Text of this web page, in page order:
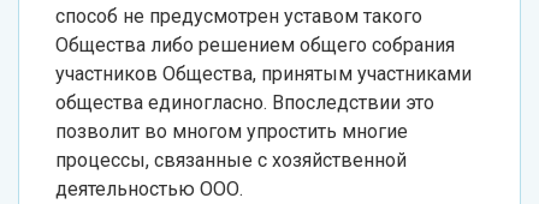
способ не предусмотрен уставом такого
Общества либо решением общего собрания
участников Общества, принятым участниками
общества единогласно. Впоследствии это
позволит во многом упростить многие
процессы, связанные с хозяйственной
деятельностью ООО.